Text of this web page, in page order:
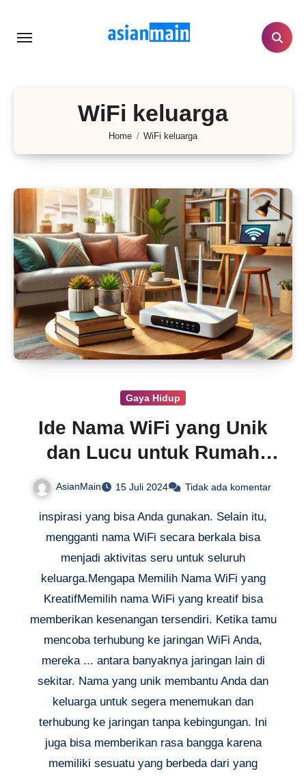
WiFi keluarga
Home WiFi keluarga
Gaya Hidup
Ide Nama WiFi yang Unik
dan Lucu untuk Rumah
Anda
AsianMain 15 Juli 2024 Tidak ada komentar
inspirasi yang bisa Anda gunakan. Selain itu,
mengganti nama WiFi secara berkala bisa
menjadi aktivitas seru untuk seluruh
keluarga.Mengapa Memilih Nama WiFi yang
KreatifMemilih nama WiFi yang kreatif bisa
memberikan kesenangan tersendiri. Ketika tamu
mencoba terhubung ke jaringan WiFi Anda,
mereka ... antara banyaknya jaringan lain di
sekitar. Nama yang unik membantu Anda dan
keluarga untuk segera menemukan dan
terhubung ke jaringan tanpa kebingungan. Ini
juga bisa memberikan rasa bangga karena
memiliki sesuatu yang berbeda dari yang